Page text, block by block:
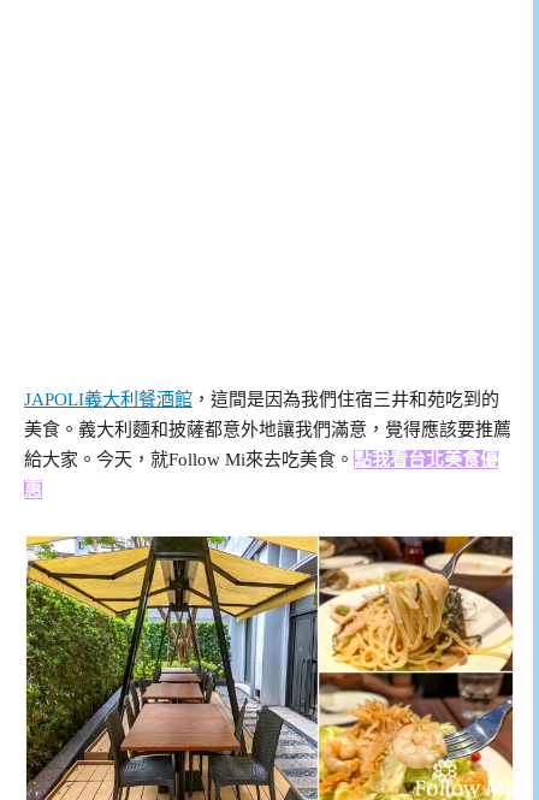
JAPOLI義大利餐酒館 ，這間是因為我們住宿三井和苑吃到的
美食。義大利麵和披薩都意外地讓我們滿意，覺得應該要推薦
給大家。今天，就Follow Mi來去吃美食。 點我看台北美食優
惠